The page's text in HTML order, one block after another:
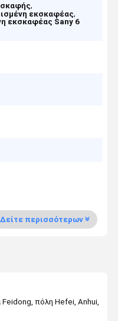
,
εκσκαφέας,
εκσκαφέας Sany 6
Δείτε περισσότερων
πόλη Hefei, Anhui,